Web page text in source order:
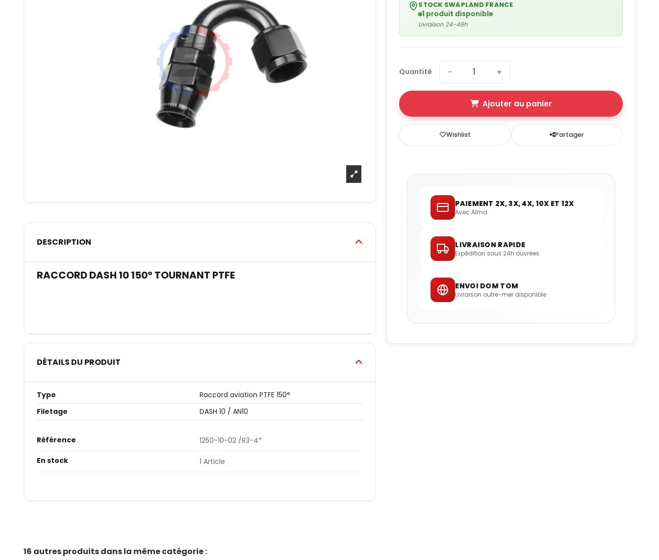
DESCRIPTION
RACCORD DASH 10 150° TOURNANT PTFE
DÉTAILS DU PRODUIT
Type
Raccord aviation PTFE 150°
Filetage
DASH 10 / AN10
Référence 1250-10-02 /R3-4*
En stock 1 Article
STOCK SWAPLAND FRANCE
1 produit disponible
Livraison 24-48h
Quantité − +
Ajouter au panier
Wishlist Partager
PAIEMENT 2X, 3X, 4X, 10X ET 12X
Avec Alma
LIVRAISON RAPIDE
Expédition sous 24h ouvrées
ENVOI DOM TOM
Livraison outre-mer disponible
16 autres produits dans la même catégorie :